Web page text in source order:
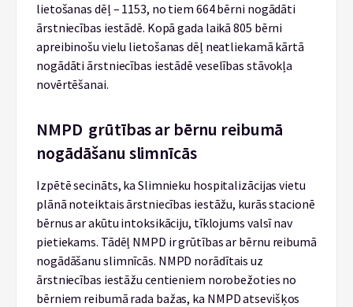
lietošanas dēļ – 1153, no tiem 664 bērni nogādāti
ārstniecības iestādē. Kopā gada laikā 805 bērni
apreibinošu vielu lietošanas dēļ neatliekamā kārtā
nogādāti ārstniecības iestādē veselības stāvokļa
novērtēšanai.
NMPD grūtības ar bērnu reibumā
nogādāšanu slimnīcās
Izpētē secināts, ka Slimnieku hospitalizācijas vietu
plānā noteiktais ārstniecības iestāžu, kurās stacionē
bērnus ar akūtu intoksikāciju, tīklojums valsī nav
pietiekams. Tādēļ NMPD ir grūtības ar bērnu reibumā
nogādāšanu slimnīcās. NMPD norādītais uz
ārstniecības iestāžu centieniem norobežoties no
bērniem reibumā rada bažas, ka NMPD atsevišķos